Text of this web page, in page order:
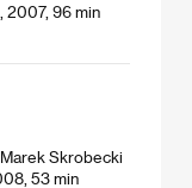
2007, 96 min
Skrobecki
53 min